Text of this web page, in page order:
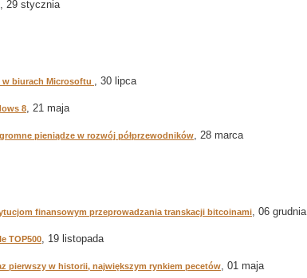
, 29 stycznia
w biurach Microsoftu , 30 lipca
8, 21 maja
pieniądze w rozwój półprzewodników, 28 marca
finansowym przeprowadzania transkacji bitcoinami, 06 grudnia
TOP500, 19 listopada
pierwszy w historii, największym rynkiem pecetów, 01 maja